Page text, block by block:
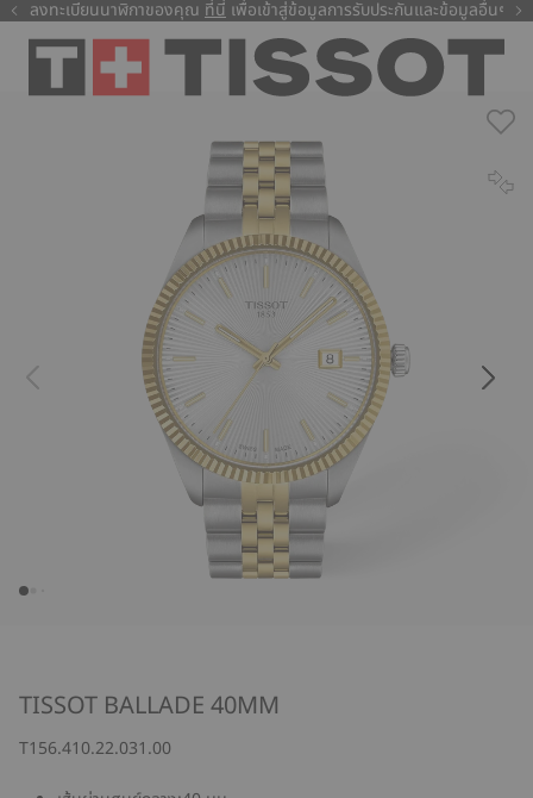
ลงทะเบียนนาฬิกาของคุณ ที่นี่เพื่อเข้าสู่ข้อมูลการรับประกันและข้อมูลอื่นๆ
ที่นี่
TISSOT BALLADE 40MM
T156.410.22.031.00